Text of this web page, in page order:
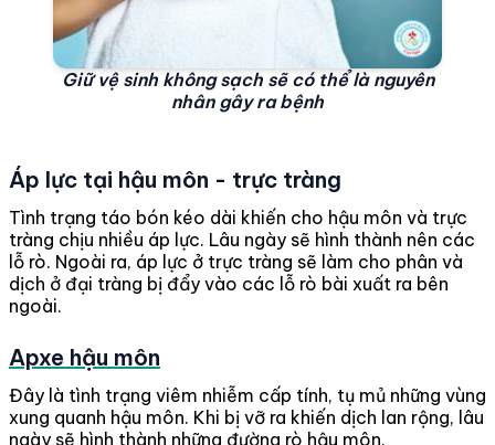
Giữ vệ sinh không sạch sẽ có thể là nguyên
nhân gây ra bệnh
Áp lực tại hậu môn - trực tràng
Tình trạng táo bón kéo dài khiến cho hậu môn và trực
tràng chịu nhiều áp lực. Lâu ngày sẽ hình thành nên các
lỗ rò. Ngoài ra, áp lực ở trực tràng sẽ làm cho phân và
dịch ở đại tràng bị đẩy vào các lỗ rò bài xuất ra bên
ngoài.
Apxe hậu môn
Đây là tình trạng viêm nhiễm cấp tính, tụ mủ những vùng
xung quanh hậu môn. Khi bị vỡ ra khiến dịch lan rộng, lâu
ngày sẽ hình thành những đường rò hậu môn.